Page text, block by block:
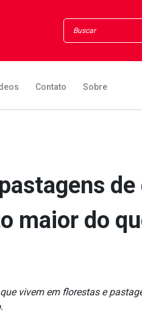
Contato Sobre
de
maior do
vivem em florestas e